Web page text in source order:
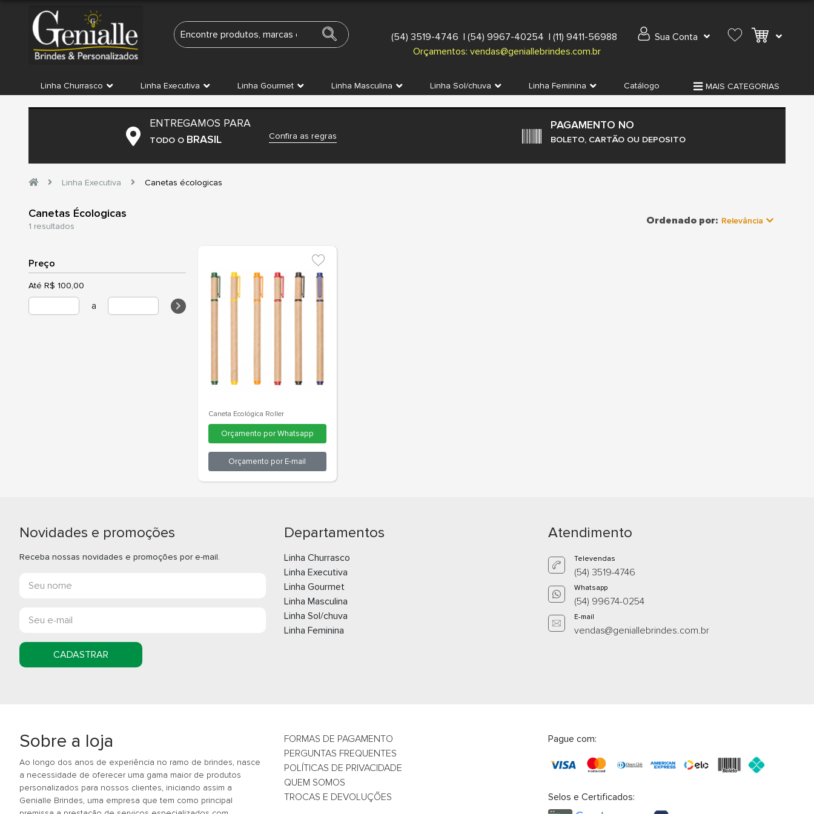
(54) 3519-4746 | (54) 9967-40254 | (11) 9411-56988
Orçamentos: vendas@geniallebrindes.com.br
Sua Conta
Linha Churrasco Linha Executiva Linha Gourmet Linha Masculina Linha Sol/chuva Linha Feminina Catálogo MAIS CATEGORIAS
ENTREGAMOS PARA
TODO O BRASIL Confira as regras
PAGAMENTO NO
BOLETO, CARTÃO OU DEPOSITO
Linha Executiva Canetas écologicas
Canetas Écologicas
1 resultados Ordenado por: Relevância
Preço
Até R$ 100,00
a
Novidades e promoções
Receba nossas novidades e promoções por e-mail.
CADASTRAR
Departamentos
Linha Churrasco
Linha Executiva
Linha Gourmet
Linha Masculina
Linha Sol/chuva
Linha Feminina
Atendimento
Televendas
(54) 3519-4746
Whatsapp
(54) 99674-0254
E-mail
vendas@geniallebrindes.com.br
Sobre a loja
Ao longo dos anos de experiência no ramo de brindes, nasce
a necessidade de oferecer uma gama maior de produtos
personalizados para nossos clientes, iniciando assim a
Genialle Brindes, uma empresa que tem como principal
FORMAS DE PAGAMENTO
PERGUNTAS FREQUENTES
POLÍTICAS DE PRIVACIDADE
QUEM SOMOS
TROCAS E DEVOLUÇÕES
Pague com:
Selos e Certificados: